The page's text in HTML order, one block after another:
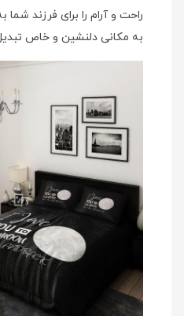
راحت و آرام را برای فرزند شما
به مکانی دلنشین و خاص